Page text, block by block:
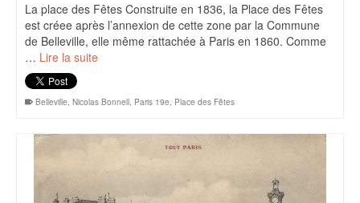
La place des Fêtes Construite en 1836, la Place des Fêtes
est créee après l’annexion de cette zone par la Commune
de Belleville, elle même rattachée à Paris en 1860. Comme
… Lire la suite
Belleville, Nicolas Bonnell, Paris 19e, Place des Fêtes